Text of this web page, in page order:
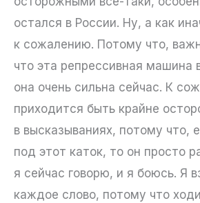
остался в России. Ну, а как
к сожалению. Потому что,
что эта репрессивная машина
она очень сильна сейчас. К
приходится быть крайне
в высказываниях, потому что,
под этот каток, то он просто
я сейчас говорю, и я боюсь. Я
каждое слово, потому что